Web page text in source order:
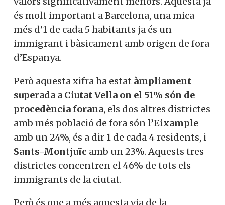
és molt important a Barcelona, una mica
més d’1 de cada 5 habitants ja és un
immigrant i bàsicament amb origen de fora
d’Espanya.
Però aquesta xifra ha estat àmpliament
superada a Ciutat Vella on el 51% són de
procedència forana, els dos altres districtes
amb més població de fora són l’Eixample
amb un 24%, és a dir 1 de cada 4 residents, i
Sants-Montjuïc amb un 23%. Aquests tres
districtes concentren el 46% de tots els
immigrants de la ciutat.
Però és que a més aquesta via de la